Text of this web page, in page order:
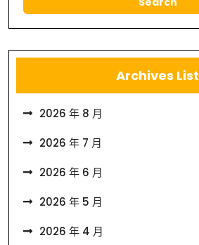
Archives List
2026 年 8 月
2026 年 7 月
2026 年 6 月
2026 年 5 月
2026 年 4 月